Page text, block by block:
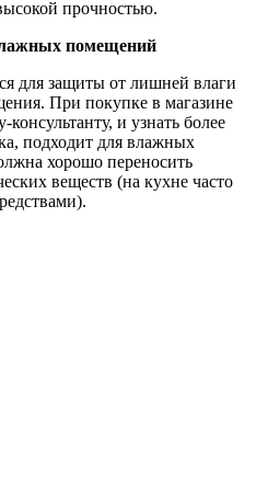
прочностью.
помещений
для защиты от лишней влаги
При покупке в магазине
консультанту, и узнать более
подходит для влажных
хорошо переносить
веществ (на кухне часто